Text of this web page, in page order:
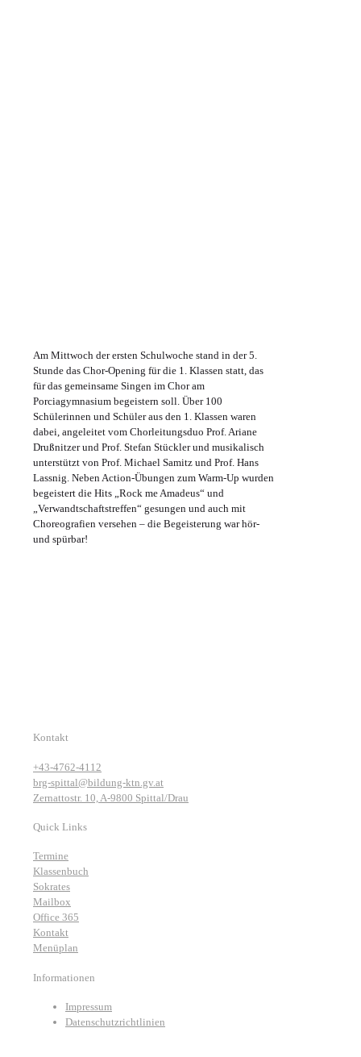
Am Mittwoch der ersten Schulwoche stand in der 5.
Stunde das Chor-Opening für die 1. Klassen statt, das
für das gemeinsame Singen im Chor am
Porciagymnasium begeistern soll. Über 100
Schülerinnen und Schüler aus den 1. Klassen waren
dabei, angeleitet vom Chorleitungsduo Prof. Ariane
Drußnitzerund Prof. Stefan Stücklerund musikalisch
unterstützt von Prof. Michael Samitz und Prof. Hans
Lassnig. Neben Action-Übungen zum Warm-Up wurden
begeistert die Hits „Rock meAmadeus“ und
„Verwandtschaftstreffen“ gesungen und auch mit
Choreografien versehen – die Begeisterung war hör-
und spürbar!
Kontakt
+43-4762-4112
brg-spittal@bildung-ktn.gv.at
Zernattostr. 10, A-9800 Spittal/Drau
Quick Links
Termine
Klassenbuch
Sokrates
Mailbox
Office 365
Kontakt
Menüplan
Informationen
Impressum
Datenschutzrichtlinien